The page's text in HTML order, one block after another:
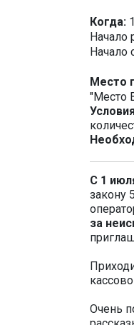
Когда:
Начало
Начало
Место
"Место
С 1
закону
за
Очень